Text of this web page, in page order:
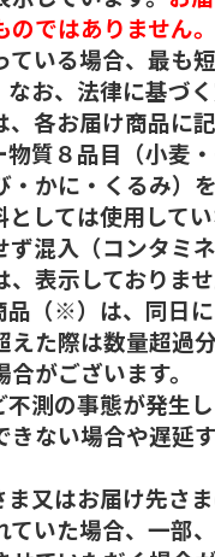
ではありません。
ている場合、最も
なお、法律に基づ
各お届け商品に記
質８品目（小麦
・かに・くるみ）
としては使用して
ず混入（コンタミ
、表示しておりませ
品（※）は、同日
えた際は数量超過
がございます。
不測の事態が発生
きない場合や遅延
ま又はお届け先さ
ていた場合、一部